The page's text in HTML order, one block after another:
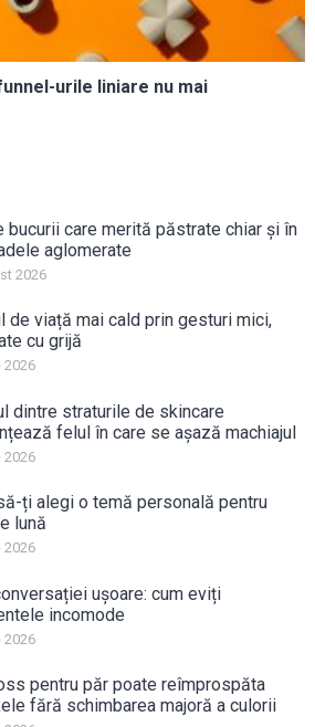
urile liniare nu mai
bucurii care merită păstrate chiar și în
aglomerate
2026
de viață mai cald prin gesturi mici,
cu grijă
2026
dintre straturile de skincare
felul în care se așază machiajul
2026
ți alegi o temă personală pentru
lună
2026
ușoare: cum eviți
incomode
2026
pentru păr poate reîmprospăta
fără schimbarea majoră a culorii